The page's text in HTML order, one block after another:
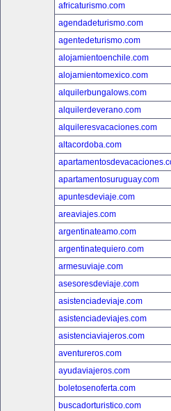
africaturismo.com
agendadeturismo.com
agentedeturismo.com
alojamientoenchile.com
alojamientomexico.com
alquilerbungalows.com
alquilerdeverano.com
alquileresvacaciones.com
altacordoba.com
apartamentosuruguay.com
apuntesdeviaje.com
areaviajes.com
argentinateamo.com
argentinatequiero.com
armesuviaje.com
asesoresdeviaje.com
asistenciadeviaje.com
asistenciadeviajes.com
asistenciaviajeros.com
aventureros.com
ayudaviajeros.com
boletosenoferta.com
buscadorturistico.com